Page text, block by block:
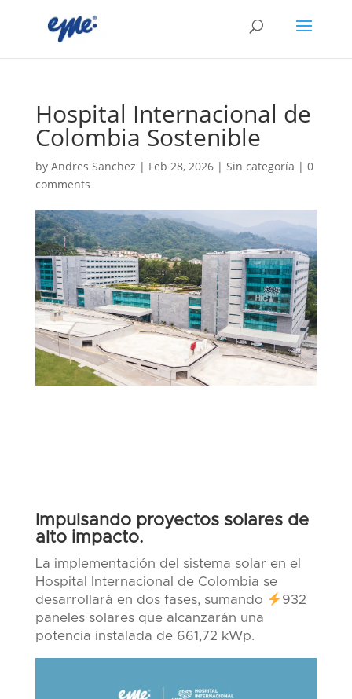
Hospital Internacional de
Colombia Sostenible
by Andres Sanchez | Feb 28, 2026| Sin categoría | 0
comments
Impulsando proyectos solares de
alto impacto.
La implementación del sistema solar en el
Hospital Internacional de Colombia se
desarrollará en dos fases, sumando
932
paneles solares que alcanzarán una
potencia instalada de 661,72 kWp.